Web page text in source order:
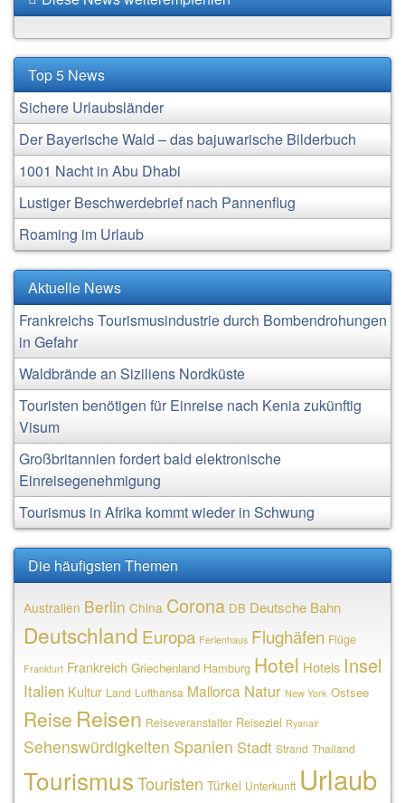
Top 5 News
Sichere Urlaubsländer
Der Bayerische Wald – das bajuwarische Bilderbuch
1001 Nacht in Abu Dhabi
Lustiger Beschwerdebrief nach Pannenflug
Roaming im Urlaub
Aktuelle News
Frankreichs Tourismusindustrie durch Bombendrohungen
in Gefahr
Waldbrände an Siziliens Nordküste
Touristen benötigen für Einreise nach Kenia zukünftig
Visum
Großbritannien fordert bald elektronische
Einreisegenehmigung
Tourismus in Afrika kommt wieder in Schwung
Die häufigsten Themen
Australien Berlin China Corona DB Deutsche Bahn
Deutschland Europa Ferienhaus Flughäfen Flüge
Frankfurt Frankreich Griechenland Hamburg Hotel Hotels Insel
Italien Kultur Land Lufthansa Mallorca Natur New York Ostsee
Reise Reisen Reiseveranstalter Reiseziel Ryanair
Sehenswürdigkeiten Spanien Stadt Strand Thailand
TourismusTouristen Türkei Unterkunft Urlaub